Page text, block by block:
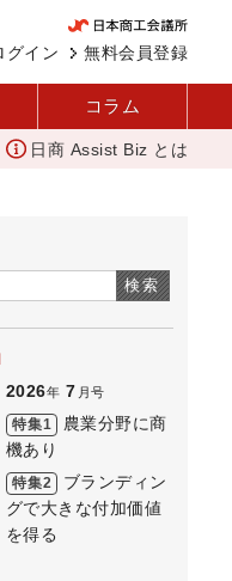
無料会員登録
グイン
コラム
えて壁を越える女性経営者
日商 Assist Biz とは
検索
2026年 7 月号
特集1
農業分野に商
機あり
特集2
ブランディン
グで大きな付加価値
を得る